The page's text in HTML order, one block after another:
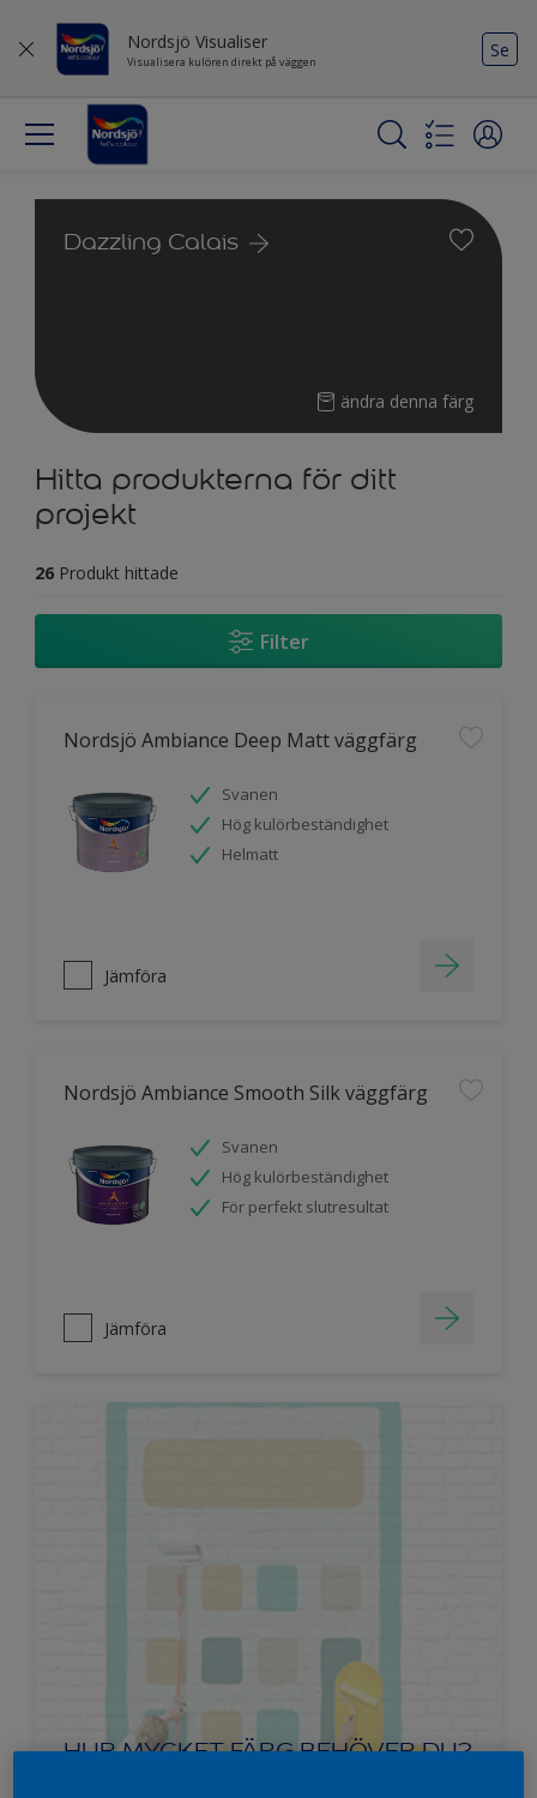
Nordsjö Visualiser
Visualisera kulören direkt på väggen
Se
Dazzling Calais
ändra denna färg
Hitta produkterna för ditt
projekt
26 Produkt hittade
Filter
Nordsjö Ambiance Deep Matt väggfärg
Svanen
Hög kulörbeständighet
Helmatt
Jämföra
Nordsjö Ambiance Smooth Silk väggfärg
Svanen
Hög kulörbeständighet
För perfekt slutresultat
Jämföra
HUR MYCKET FÄRG BEHÖVER DU?